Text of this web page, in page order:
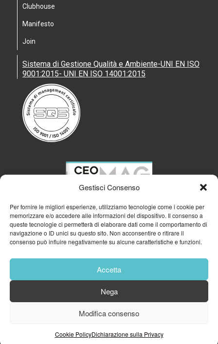
Gestisci Consenso
Per fornire le migliori esperienze, utilizziamo tecnologie come i cookie per
memorizzare e/o accedere alle informazioni del dispositivo. Il consenso a
queste tecnologie ci permetterà di elaborare dati come il comportamento di
navigazione o ID unici su questo sito. Non acconsentire o ritirare il
consenso può influire negativamente su alcune caratteristiche e funzioni.
Accetta
Nega
Modifica consenso
Cookie PolicyDichiarazione sulla Privacy
Clubhouse
Manifesto
Join
Sistema di Gestione Qualità e Ambiente-UNI EN ISO
9001:2015- UNI EN ISO 14001:2015
GFA GENERAL MANAGEMENT S.R.L.
Cookie Policy Privacy Policy